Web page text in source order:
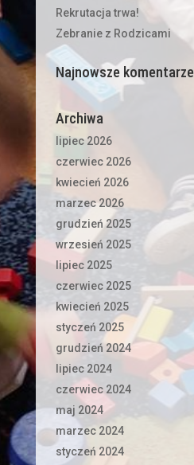
Rekrutacja trwa!
Zebranie z Rodzicami
Najnowsze komentarze
Archiwa
lipiec 2026
czerwiec 2026
kwiecień 2026
marzec 2026
grudzień 2025
wrzesień 2025
lipiec 2025
czerwiec 2025
kwiecień 2025
styczeń 2025
grudzień 2024
lipiec 2024
czerwiec 2024
maj 2024
marzec 2024
styczeń 2024